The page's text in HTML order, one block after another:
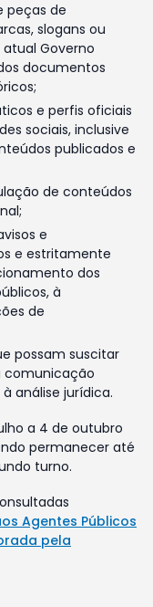
peças de
slogans ou
Governo
documentos
e perfis oficiais
sociais, inclusive
publicados e
de conteúdos
e
e estritamente
dos
à
de
possam suscitar
comunicação
análise jurídica.
a 4 de outubro
permanecer até
turno.
Agentes Públicos
pela